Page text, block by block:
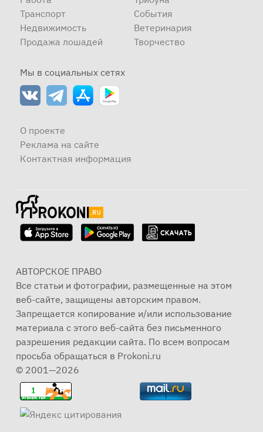
Транспорт
Недвижимость
Продажа лошадей
События
Ветеринария
Творчество
Мы в социальных сетях
О проекте
Реклама на сайте
Контактная информация
АВТОРСКОЕ ПРАВО
Все статьи и фотографии, размещенные на этом
веб-сайте, защищены авторским правом.
Запрещается копирование и/или использование
материала с этого веб-сайта без письменного
разрешения редакции сайта. По всем вопросам
просьба обращаться в Prokoni.ru
© 2001—2026